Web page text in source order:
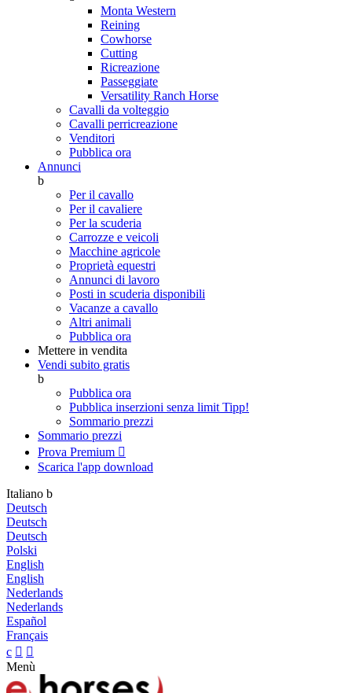
Monta Western
Reining
Cowhorse
Cutting
Ricreazione
Passeggiate
Versatility Ranch Horse
Cavalli da volteggio
Cavalli perricreazione
Venditori
Pubblica ora
Annunci
b
Per il cavallo
Per il cavaliere
Per la scuderia
Carrozze e veicoli
Macchine agricole
Proprietà equestri
Annunci di lavoro
Posti in scuderia disponibili
Vacanze a cavallo
Altri animali
Pubblica ora
Mettere in vendita
Vendi subito gratis
b
Pubblica ora
Pubblica inserzioni senza limit Tipp!
Sommario prezzi
Sommario prezzi
Prova Premium 
Scarica l'app download
Italiano b
Deutsch
Deutsch
Deutsch
Polski
English
English
Nederlands
Nederlands
Español
Français
c  
Menù